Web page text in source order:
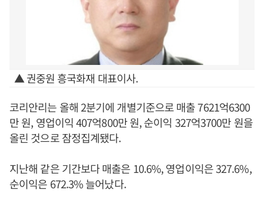
▲ 권중원 흥국화재 대표이사.
코리안리는 올해 2분기에 개별기준으로 매출 7621억6300
만 원, 영업이익 407억800만 원, 순이익 327억3700만 원을
올린 것으로 잠정집계됐다.
지난해 같은 기간보다 매출은 10.6%, 영업이익은 327.6%,
순이익은 672.3% 늘어났다.